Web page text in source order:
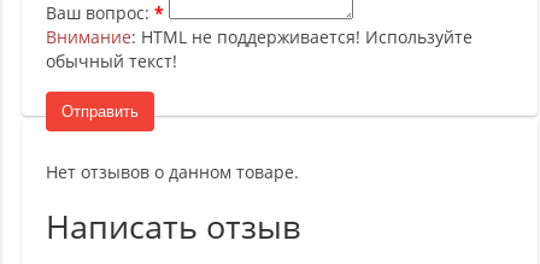
Ваш вопрос:
Внимание: HTML не поддерживается! Используйте
обычный текст!
Отправить
Нет отзывов о данном товаре.
Написать отзыв